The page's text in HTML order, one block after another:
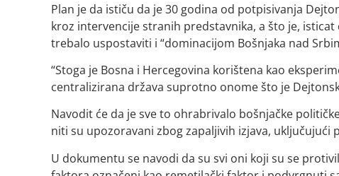
Plan je da ističu da je 30 godina od potpisivanja
kroz intervencije stranih predstavnika, a što je,
trebalo uspostaviti i “dominacijom Bošnjaka nad
“Stoga je Bosna i Hercegovina korištena kao
centralizirana država suprotno onome što je
Navodit će da je sve to ohrabrivalo bošnjačke
niti su upozoravani zbog zapaljivih izjava,
U dokumentu se navodi da su svi oni koji su se